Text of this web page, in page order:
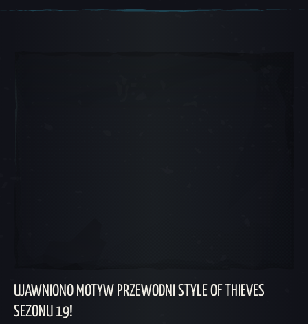
UJAWNIONO MOTYW PRZEWODNI STYLE OF THIEVES
SEZONU 19!